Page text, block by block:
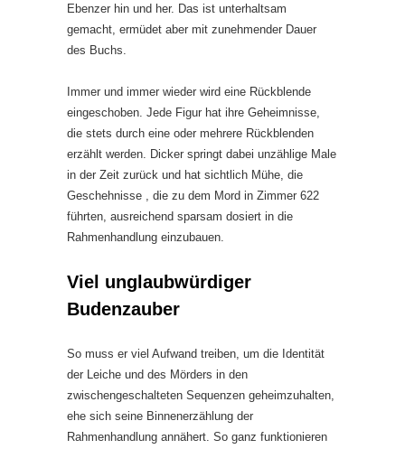
Ebenzer hin und her. Das ist unterhaltsam
gemacht, ermüdet aber mit zunehmender Dauer
des Buchs.
Immer und immer wieder wird eine Rückblende
eingeschoben. Jede Figur hat ihre Geheimnisse,
die stets durch eine oder mehrere Rückblenden
erzählt werden. Dicker springt dabei unzählige Male
in der Zeit zurück und hat sichtlich Mühe, die
Geschehnisse , die zu dem Mord in Zimmer 622
führten, ausreichend sparsam dosiert in die
Rahmenhandlung einzubauen.
Viel unglaubwürdiger
Budenzauber
So muss er viel Aufwand treiben, um die Identität
der Leiche und des Mörders in den
zwischengeschalteten Sequenzen geheimzuhalten,
ehe sich seine Binnenerzählung der
Rahmenhandlung annähert. So ganz funktionieren